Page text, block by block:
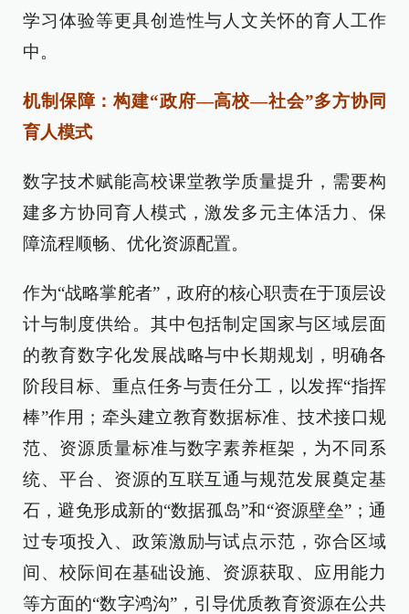
学习体验等更具创造性与人文关怀的育人工作
中。
机制保障：构建“政府—高校—社会”多方协同
育人模式
数字技术赋能高校课堂教学质量提升，需要构
建多方协同育人模式，激发多元主体活力、保
障流程顺畅、优化资源配置。
作为“战略掌舵者”，政府的核心职责在于顶层设
计与制度供给。其中包括制定国家与区域层面
的教育数字化发展战略与中长期规划，明确各
阶段目标、重点任务与责任分工，以发挥“指挥
棒”作用；牵头建立教育数据标准、技术接口规
范、资源质量标准与数字素养框架，为不同系
统、平台、资源的互联互通与规范发展奠定基
石，避免形成新的“数据孤岛”和“资源壁垒”；通
过专项投入、政策激励与试点示范，弥合区域
间、校际间在基础设施、资源获取、应用能力
等方面的“数字鸿沟”，引导优质教育资源在公共